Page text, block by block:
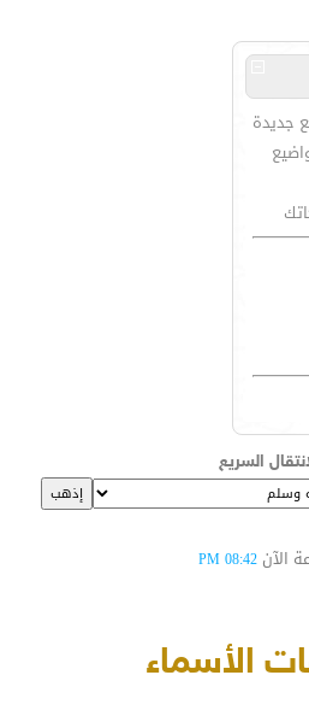
جديدة
السريع
الآن 08:42 PM
الأسماء